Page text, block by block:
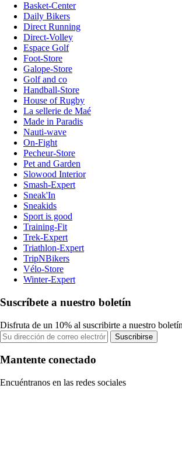
Basket-Center
Daily Bikers
Direct Running
Direct-Volley
Espace Golf
Foot-Store
Galope-Store
Golf and co
Handball-Store
House of Rugby
La sellerie de Maé
Made in Paradis
Nauti-wave
On-Fight
Pecheur-Store
Pet and Garden
Slowood Interior
Smash-Expert
Sneak'In
Sneakids
Sport is good
Training-Fit
Trek-Expert
Triathlon-Expert
TripNBikers
Vélo-Store
Winter-Expert
Suscríbete a nuestro boletín
Disfruta de un 10% al suscribirte a nuestro boletín
Suscribirse
Mantente conectado
Encuéntranos en las redes sociales